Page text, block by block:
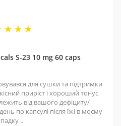
S-23 10 mg 60 caps
для сушки та підтримки
приріст і хороший тонус
від вашого дефіциту/
по капсулі після їжі в моєму
..